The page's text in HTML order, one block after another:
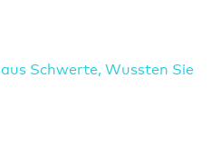
Schwerte, Wussten Sie